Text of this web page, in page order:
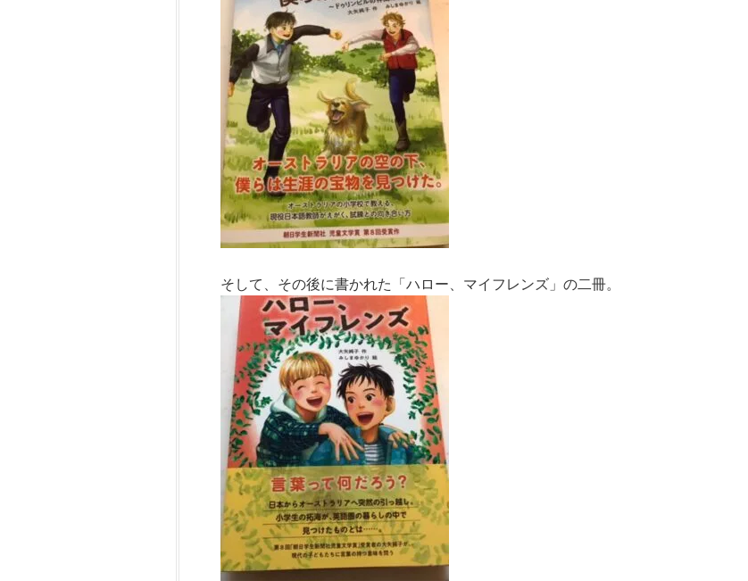
そして、その後に書かれた「ハロー、マイフレンズ」の二冊。